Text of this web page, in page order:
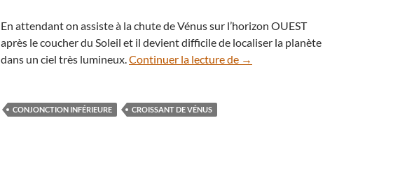
En attendant on assiste à la chute de Vénus sur l’horizon OUEST
après le coucher du Soleil et il devient difficile de localiser la planète
dans un ciel très lumineux.Continuer la lecture de Vénus s’approche sous la
→
CONJONCTION INFÉRIEURE CROISSANT DE VÉNUS